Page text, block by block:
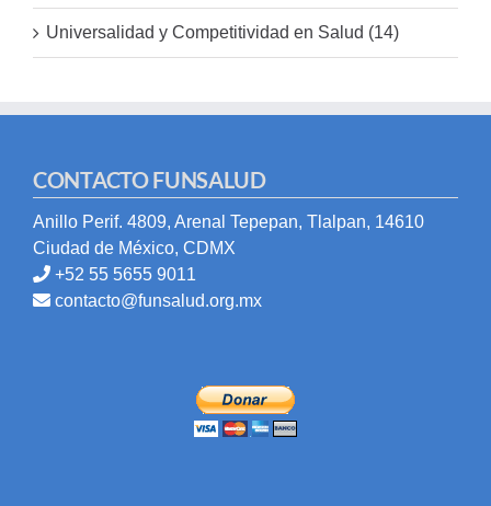
Universalidad y Competitividad en Salud (14)
CONTACTO FUNSALUD
Anillo Perif. 4809, Arenal Tepepan, Tlalpan, 14610
Ciudad de México, CDMX
+52 55 5655 9011
contacto@funsalud.org.mx